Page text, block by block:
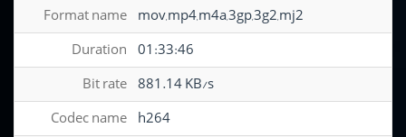
Format name mov,mp4,m4a,3gp,3g2,mj2
Duration 01:33:46
Bit rate 881.14 KB/s
Codec name h264